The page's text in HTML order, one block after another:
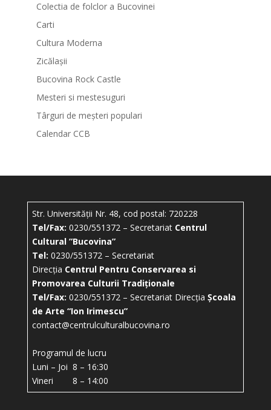
Colectia de folclor a Bucovinei
Carti
Cultura Moderna
Zicălașii
Bucovina Rock Castle
Mesteri si mestesuguri
Târguri de meșteri populari
Calendar CCB
Str. Universității Nr. 48, cod postal: 720228
Tel/Fax: 0230/551372 – Secretariat Centrul
Cultural ”Bucovina”
Tel: 0230/551372 – Secretariat
Direcția Centrul Pentru Conservarea si
Promovarea Culturii Tradiționale
Tel/Fax: 0230/551372 – Secretariat Direcția Școala
de Arte “Ion Irimescu”
contact@centrulculturalbucovina.ro
Programul de lucru
Luni – Joi 8 – 16:30
Vineri 8 – 14:00